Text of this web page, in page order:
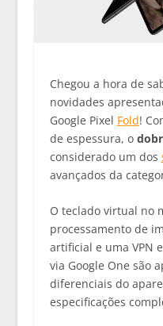
Chegou a hora de
novidades
Google Pixel Fold!
de espessura, o
considerado um dos
avançados da
O teclado virtual no
processamento de
artificial e uma VPN
via Google One são
diferenciais do
especificações